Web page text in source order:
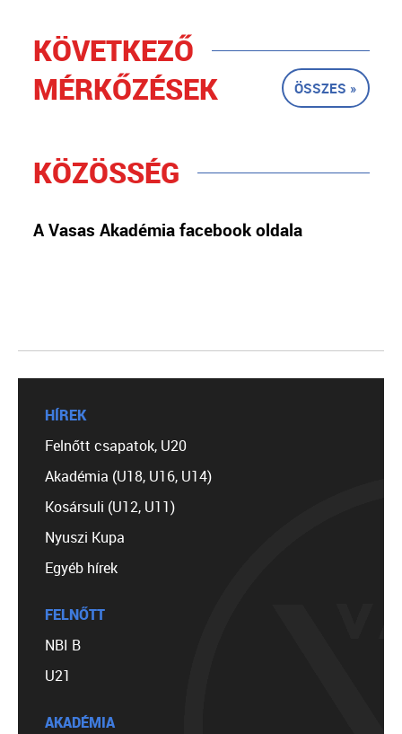
KÖVETKEZŐ
MÉRKŐZÉSEK
ÖSSZES »
KÖZÖSSÉG
A Vasas Akadémia facebook oldala
HÍREK
Felnőtt csapatok, U20
Akadémia (U18, U16, U14)
Kosársuli (U12, U11)
Nyuszi Kupa
Egyéb hírek
FELNŐTT
NBI B
U21
AKADÉMIA